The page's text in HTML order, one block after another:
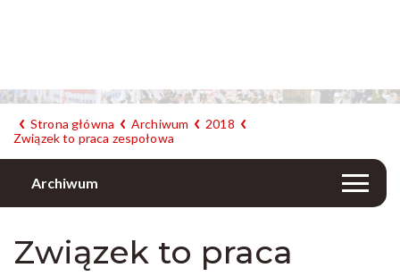
Strona główna Archiwum
2018
Związek to praca zespołowa
Archiwum
Związek to praca